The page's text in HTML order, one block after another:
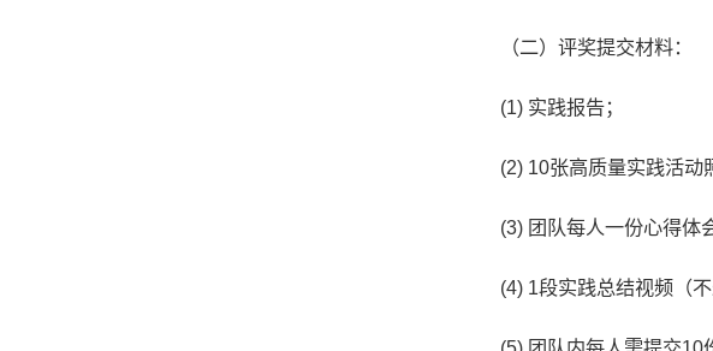
（二）评奖提交材料：
(1) 实践报告；
(2) 10张高质量实践活动
(3) 团队每人一份心得体
(4) 1段实践总结视频（不